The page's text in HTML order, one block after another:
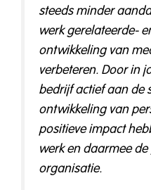
steeds minder
werk gerelateerde-
ontwikkeling van
verbeteren. Door in
bedrijf actief aan de
ontwikkeling van
positieve impact
werk en daarmee
organisatie.